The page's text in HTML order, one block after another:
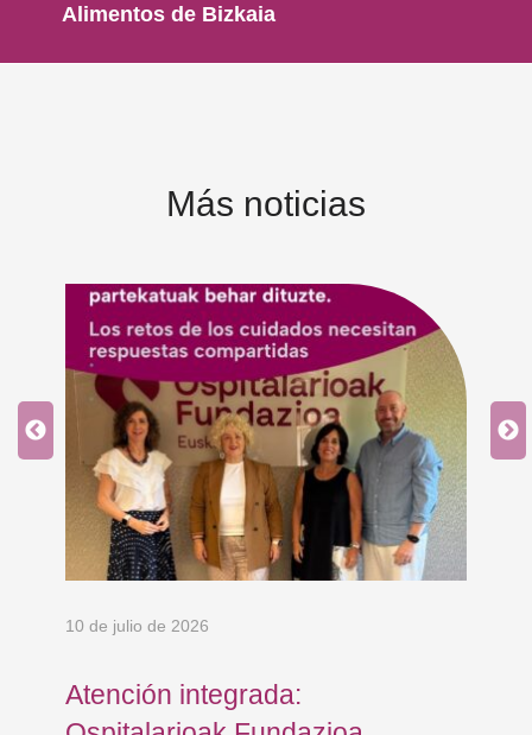
Alimentos de Bizkaia
Más noticias
10 de julio de 2026
Atención integrada: